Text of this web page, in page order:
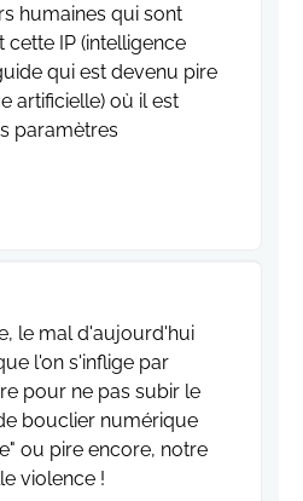
humaines qui sont
IP (intelligence
qui est devenu pire
artificielle) où il est
paramètres
le mal d'aujourd'hui
l'on s'inflige par
pour ne pas subir le
bouclier numérique
ou pire encore, notre
violence !